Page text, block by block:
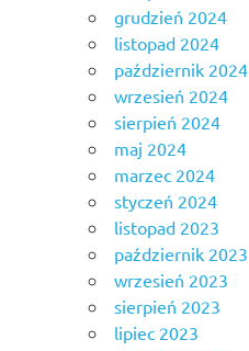
grudzień 2024
listopad 2024
październik 2024
wrzesień 2024
sierpień 2024
maj 2024
marzec 2024
styczeń 2024
listopad 2023
październik 2023
wrzesień 2023
sierpień 2023
lipiec 2023